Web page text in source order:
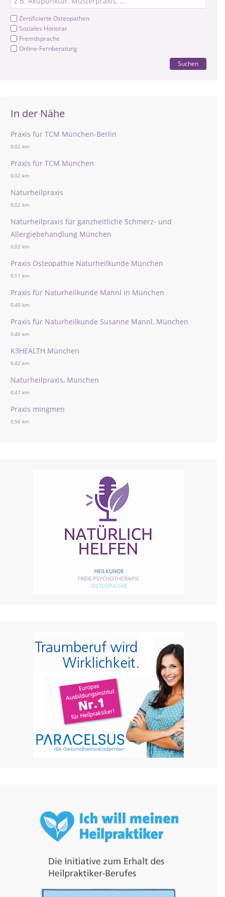
Zertifizierte Osteopathen
Soziales Honorar
Fremdsprache
Online-Fernberatung
Suchen
In der Nähe
Praxis für TCM München-Berlin
0,02 km
Praxis für TCM München
0,02 km
Naturheilpraxis
0,02 km
Naturheilpraxis für ganzheitliche Schmerz- und
Allergiebehandlung München
0,02 km
Praxis Osteopathie Naturheilkunde München
0,11 km
Praxis für Naturheilkunde Mannl in München
0,40 km
Praxis für Naturheilkunde Susanne Mannl, München
0,40 km
K3HEALTH München
0,42 km
Naturheilpraxis, München
0,47 km
Praxis mingmen
0,56 km